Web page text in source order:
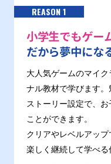
REASON 1
小学生でもゲー
だから夢中にな
大人気ゲームのマイ
ナル教材で学びます
ストーリー設定で、
ことができます。
クリアやレベルアップ
楽しく継続して学べる